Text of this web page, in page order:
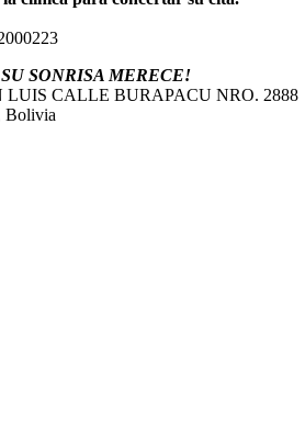
SONRISA MERECE!
CALLE BURAPACU NRO. 2888
Bolivia